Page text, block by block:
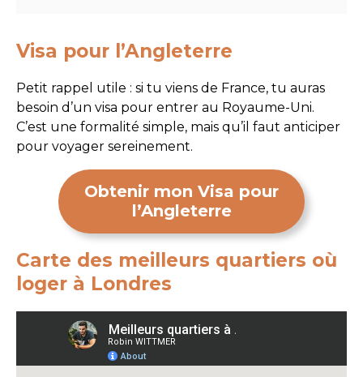
Visa pour l’Angleterre
Petit rappel utile : si tu viens de France, tu auras
besoin d’un visa pour entrer au Royaume-Uni.
C’est une formalité simple, mais qu’il faut anticiper
pour voyager sereinement.
Obtenir mon Visa pour
l’Angleterre
Carte des meilleurs quartiers où
loger à Londres